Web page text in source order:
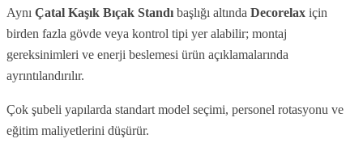
Aynı Çatal Kaşık Bıçak Standı başlığı altında Decorelax için
birden fazla gövde veya kontrol tipi yer alabilir; montaj
gereksinimleri ve enerji beslemesi ürün açıklamalarında
ayrıntılandırılır.
Çok şubeli yapılarda standart model seçimi, personel rotasyonu ve
eğitim maliyetlerini düşürür.